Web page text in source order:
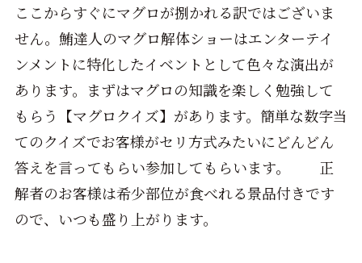
ここからすぐにマグロが捌かれる訳ではございま
せん。鮪達人のマグロ解体ショーはエンターテイ
ンメントに特化したイベントとして色々な演出が
あります。まずはマグロの知識を楽しく勉強して
もらう【マグロクイズ】があります。簡単な数字当
てのクイズでお客様がセリ方式みたいにどんどん
答えを言ってもらい参加してもらいます。 正
解者のお客様は希少部位が食べれる景品付きです
ので、いつも盛り上がります。